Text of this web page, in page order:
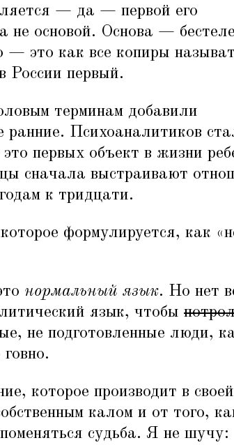
— да — первой его
не основой. Основа —
— это как все копиры
России первый.
терминам добавили
Психоаналитиков
первых объект в жизни
сначала выстраивают
к тридцати.
формулируется, как «
нормальный язык. Но нет
язык, чтобы
не подготовленные люди,
которое производит в
калом и от того,
судьба. Я не шучу: